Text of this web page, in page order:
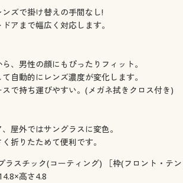
ズで掛け替えの手間なし!
アまで幅広く対応します。
、男性の顔にもぴったりフィット。
自動的にレンズ濃度が変化します。
で持ち運びやすい。(メガネ拭きクロス付き)
屋外ではサングラスに変色。
折りたためて便利です。
スチック(コーティング) ［枠(フロント・テ
高さ4.8